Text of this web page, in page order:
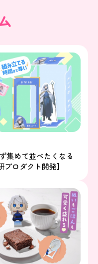
集めて並べたくなる
ロダクト開発】